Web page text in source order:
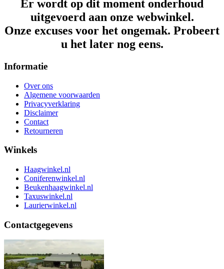
Er wordt op dit moment onderhoud
uitgevoerd aan onze webwinkel.
Onze excuses voor het ongemak. Probeert
u het later nog eens.
Informatie
Over ons
Algemene voorwaarden
Privacyverklaring
Disclaimer
Contact
Retourneren
Winkels
Haagwinkel.nl
Coniferenwinkel.nl
Beukenhaagwinkel.nl
Taxuswinkel.nl
Laurierwinkel.nl
Contactgegevens